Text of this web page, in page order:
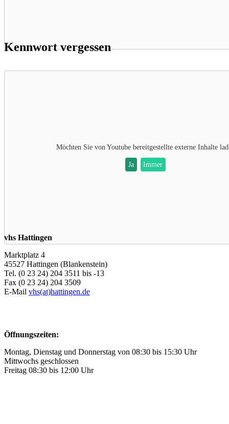
Kennwort vergessen
Möchten Sie von Youtube bereitgestellte externe Inhalte
Ja Immer
vhs Hattingen
Marktplatz 4
45527 Hattingen (Blankenstein)
Tel. (0 23 24) 204 3511 bis -13
Fax (0 23 24) 204 3509
E-Mail vhs(at)hattingen.de
Öffnungszeiten:
Montag, Dienstag und Donnerstag von 08:30 bis 15:30 Uhr
Mittwochs geschlossen
Freitag 08:30 bis 12:00 Uhr